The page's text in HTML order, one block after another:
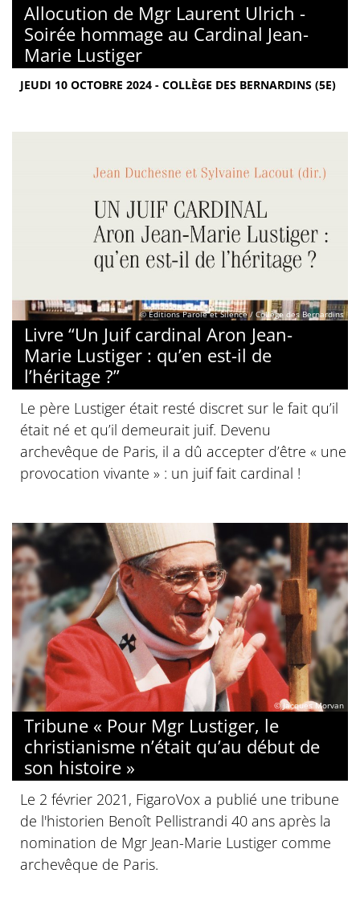
Allocution de Mgr Laurent Ulrich -
Soirée hommage au Cardinal Jean-
Marie Lustiger
JEUDI 10 OCTOBRE 2024 - COLLÈGE DES BERNARDINS (5E)
© Éditions Parole et Silence / Collège des Bernardins
Livre “Un Juif cardinal Aron Jean-
Marie Lustiger : qu’en est-il de
l’héritage ?”
Le père Lustiger était resté discret sur le fait qu’il
était né et qu’il demeurait juif. Devenu
archevêque de Paris, il a dû accepter d’être « une
provocation vivante » : un juif fait cardinal !
© Jacques Morvan
Tribune « Pour Mgr Lustiger, le
christianisme n’était qu’au début de
son histoire »
Le 2 février 2021, FigaroVox a publié une tribune
de l'historien Benoît Pellistrandi 40 ans après la
nomination de Mgr Jean-Marie Lustiger comme
archevêque de Paris.